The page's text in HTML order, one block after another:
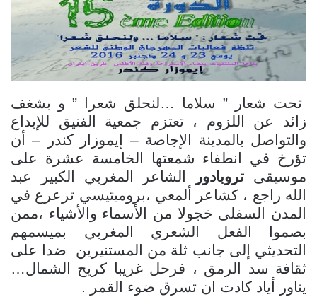
تحت شعار ” سلاما …لنحلق شعرا ” و بشغف
زائد عن اللزوم ، تعتزم جمعية الفنيق للإبداع
والتواصل بالمدينة الإجاصة – إيموزار كندر – أن
تؤرخ في انطفاء شمعتها الخامسة عشرة على
موسيقى تروبادور
الشاعر المغربي الكبير عبد
الله راجع ، كشاعر ألمعي ،بروميتيسي ترعرع في
المدن السفلى خجولا من الأسماء والأشياء ،ممن
بصموا الفعل الشعري المغربي بميسمهم
التحديثي إلى جانب ثلة من المستنيرين ضدا على
ثقافة سد الرمق ، فرحل غريبا كريح الشمال…
يناور أياد كادت ان تسرق ضوء القمر .